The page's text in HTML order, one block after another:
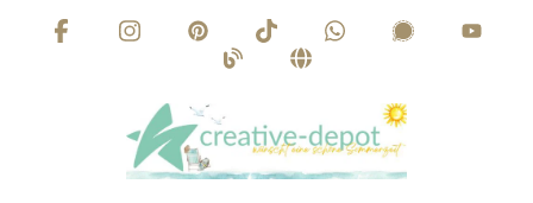
Zum Hauptinhalt springen